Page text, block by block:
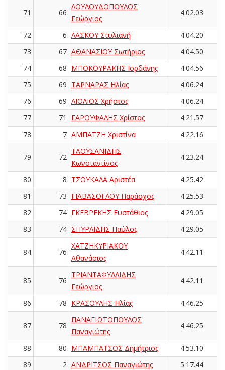
71 66
ΛΟΥΛΟΥΔΟΠΟΥΛΟΣ
Γεώργιος
4.02.03
72 6 ΛΑΣΚΟΥ Στυλιανή
4.04.20
73
67 ΑΘΑΝΑΣΙΟΥ Σωτήριος
4.04.50
74
68 ΜΠΟΚΟΥΡΑΚΗΣ Ιορδάνης
4.04.56
75
69 ΤΑΡΝΑΡΑΣ Ηλίας
4.06.24
76
69 ΛΙΟΛΙΟΣ Χρήστος
4.06.24
77
71 ΓΑΡΟΥΦΑΛΗΣ Χρίστος
4.21.57
78
7 ΑΜΠΑΤΖΗ Χριστίνα 4.22.16
79 72
ΤΑΟΥΣΑΝΙΔΗΣ
Κωνσταντίνος
4.23.24
80 8 ΤΣΟΥΚΑΛΑ Αριστέα
4.25.42
81
73 ΓΙΑΒΑΣΟΓΛΟΥ Παράσχος
4.25.53
82
74 ΓΚΕΒΡΕΚΗΣ Ευστάθιος
4.29.05
83
74 ΣΠΥΡΛΙΔΗΣ Παύλος 4.29.05
84 76
ΧΑΤΖΗΚΥΡΙΑΚΟΥ
Αθανάσιος
4.42.11
85 76
ΤΡΙΑΝΤΑΦΥΛΛΙΔΗΣ
Γεώργιος
4.42.11
86 78 ΚΡΑΣΟΥΛΗΣ Ηλίας 4.46.25
87 78
ΠΑΝΑΓΙΩΤΟΠΟΥΛΟΣ
Παναγιώτης
4.46.25
88 80 ΜΠΑΜΠΑΤΣΟΣ Δημήτριος
4.53.10
89
2 ΑΝΔΡΙΤΣΟΣ Παναγιώτης
5.17.44